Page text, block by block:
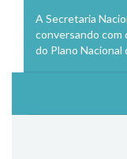
A Secretaria
conversando com
do Plano Nacional